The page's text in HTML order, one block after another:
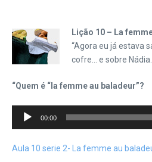
Lição 10 – La
“Agora eu já estava
cofre… e sobre Nádia.
“Quem é “la femme au baladeur”?
Tocador
00:00
Aula 10 serie 2- La femme au